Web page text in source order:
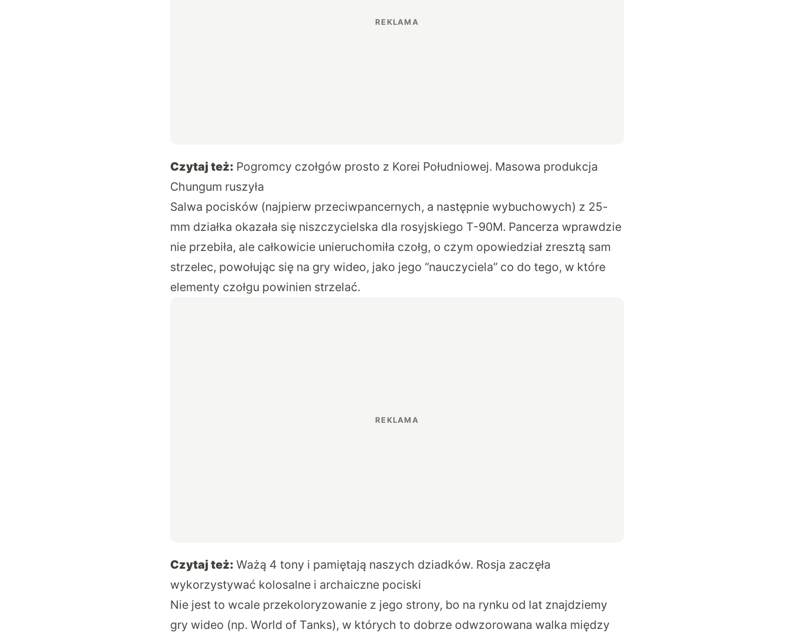
Czytaj też: Pogromcy czołgów prosto z Korei Południowej. Masowa produkcja
Chungum ruszyła
Salwa pocisków (najpierw przeciwpancernych, a następnie wybuchowych) z 25-
mm działka okazała się niszczycielska dla rosyjskiego T-90M. Pancerza wprawdzie
nie przebiła, ale całkowicie unieruchomiła czołg, o czym opowiedział zresztą sam
strzelec, powołując się na gry wideo, jako jego “nauczyciela” co do tego, w które
elementy czołgu powinien strzelać.
Czytaj też: Ważą 4 tony i pamiętają naszych dziadków. Rosja zaczęła
wykorzystywać kolosalne i archaiczne pociski
Nie jest to wcale przekoloryzowanie z jego strony, bo na rynku od lat znajdziemy
gry wideo (np. World of Tanks), w których to dobrze odwzorowana walka między